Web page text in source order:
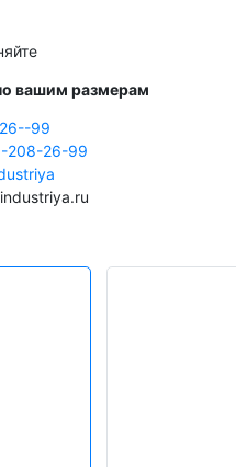
вашим размерам
99
208-26-99